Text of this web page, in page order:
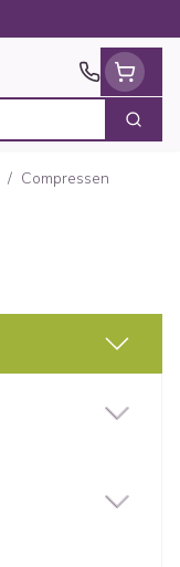
Zoek
/ Compressen